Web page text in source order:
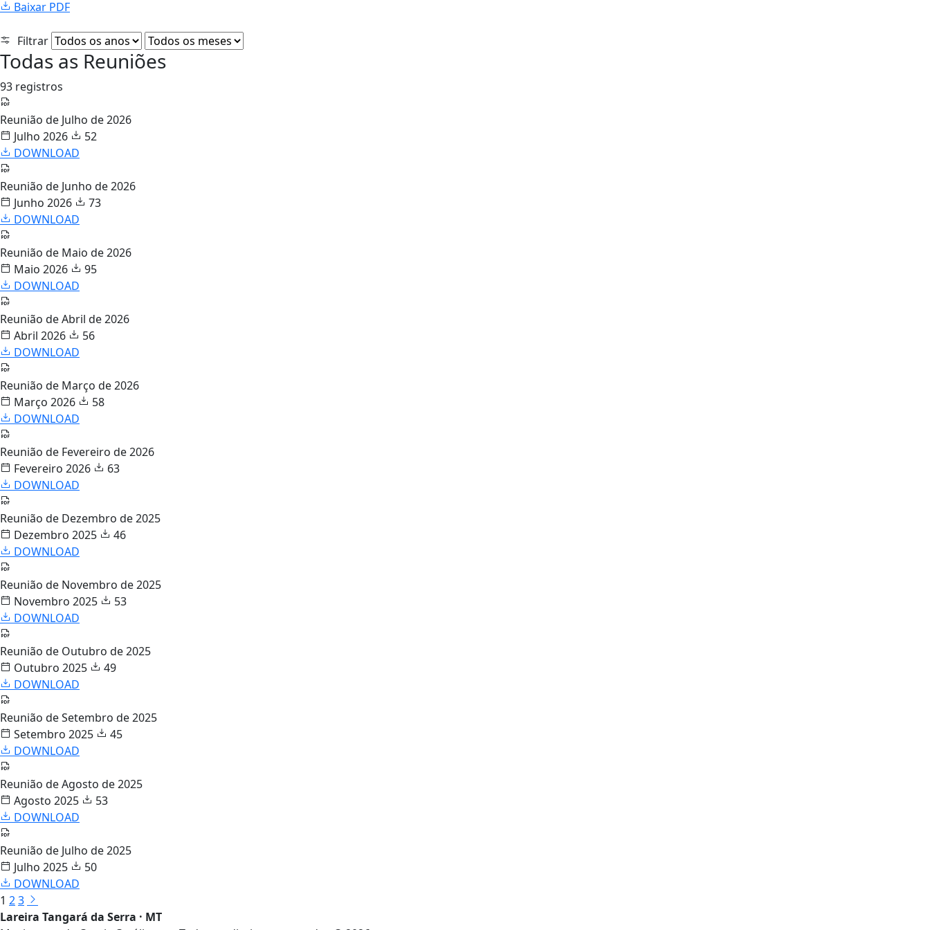
Baixar PDF
Filtrar
Todas as Reuniões
93 registros
Reunião de Julho de 2026
Julho 2026
52
DOWNLOAD
Reunião de Junho de 2026
Junho 2026
73
DOWNLOAD
Reunião de Maio de 2026
Maio 2026
95
DOWNLOAD
Reunião de Abril de 2026
Abril 2026
56
DOWNLOAD
Reunião de Março de 2026
Março 2026
58
DOWNLOAD
Reunião de Fevereiro de 2026
Fevereiro 2026
63
DOWNLOAD
Reunião de Dezembro de 2025
Dezembro 2025
46
DOWNLOAD
Reunião de Novembro de 2025
Novembro 2025
53
DOWNLOAD
Reunião de Outubro de 2025
Outubro 2025
49
DOWNLOAD
Reunião de Setembro de 2025
Setembro 2025
45
DOWNLOAD
Reunião de Agosto de 2025
Agosto 2025
53
DOWNLOAD
Reunião de Julho de 2025
Julho 2025
50
DOWNLOAD
1 23
Lareira Tangará da Serra · MT